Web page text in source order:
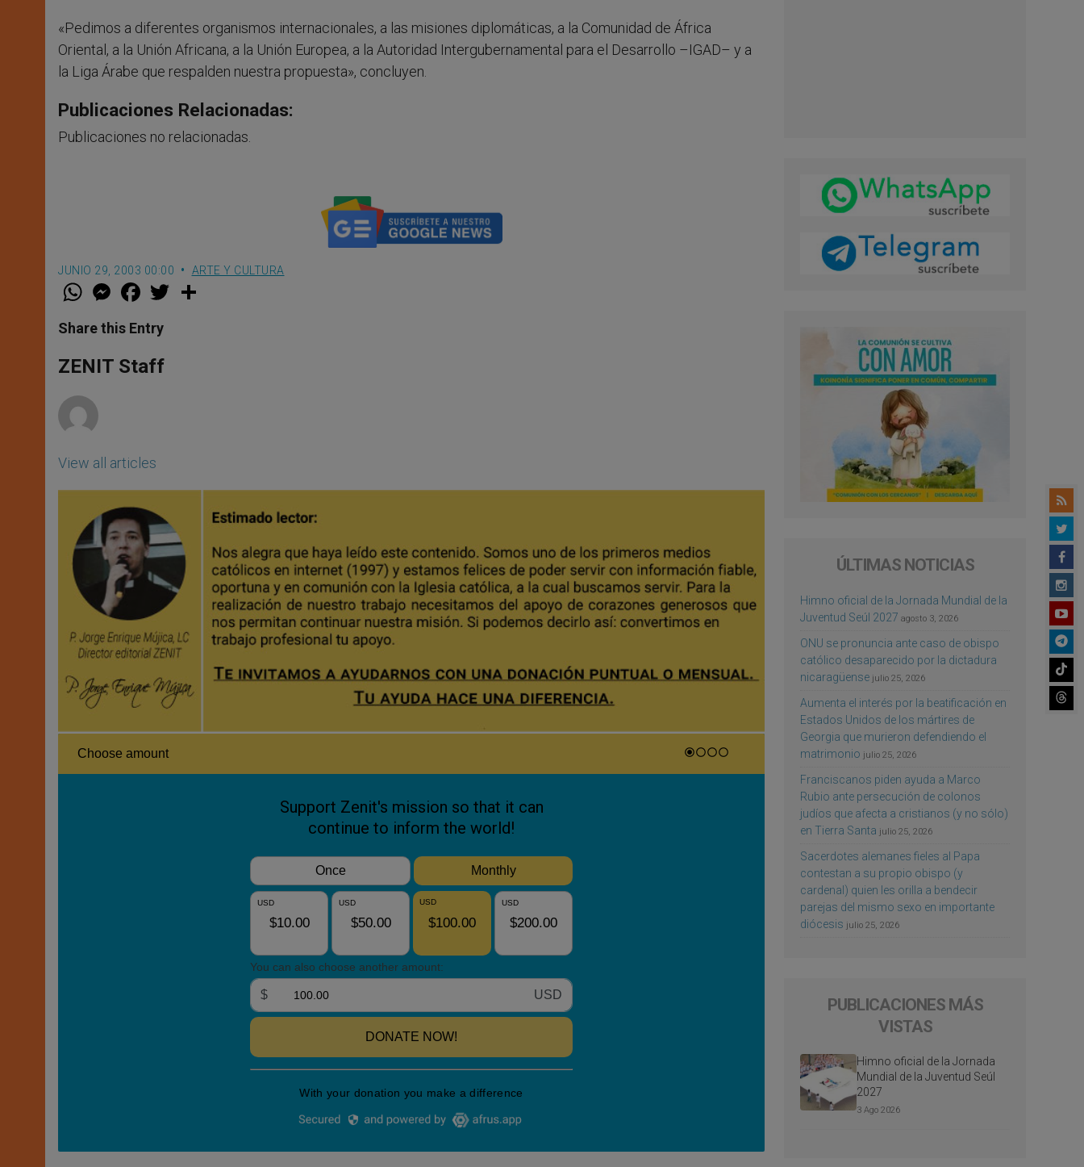
«Pedimos a diferentes organismos internacionales, a las misiones diplomáticas, a la Comunidad de África
Oriental, a la Unión Africana, a la Unión Europea, a la Autoridad Intergubernamental para el Desarrollo –IGAD– y a
la Liga Árabe que respalden nuestra propuesta», concluyen.
Publicaciones Relacionadas:
Publicaciones no relacionadas.
JUNIO 29, 2003 00:00 ARTE Y CULTURA
W
t
s
p
p
M
e
s
e
g
e
F
a
e
b
o
k
w
Share this Entry
ZENIT Staff
View all articles
ÚLTIMAS NOTICIAS
Himno oficial de la Jornada Mundial de la
Juventud Seúl 2027 agosto 3, 2026
ONU se pronuncia ante caso de obispo
católico desaparecido por la dictadura
nicaragüense julio 25, 2026
Aumenta el interés por la beatificación en
Estados Unidos de los mártires de
Georgia que murieron defendiendo el
matrimonio julio 25, 2026
Franciscanos piden ayuda a Marco
Rubio ante persecución de colonos
judíos que afecta a cristianos (y no sólo)
en Tierra Santa julio 25, 2026
Sacerdotes alemanes fieles al Papa
contestan a su propio obispo (y
cardenal) quien les orilla a bendecir
parejas del mismo sexo en importante
diócesis julio 25, 2026
PUBLICACIONES MÁS
VISTAS
Himno oficial de la Jornada
Mundial de la Juventud Seúl
2027
3 Ago 2026